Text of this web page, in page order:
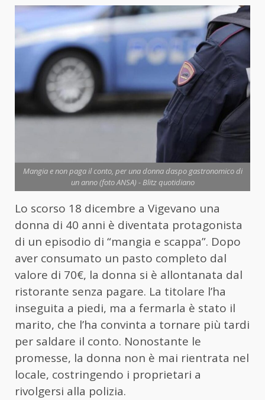
Mangia e non paga il conto, per una donna daspo gastronomico di
un anno (foto ANSA) - Blitz quotidiano
Lo scorso 18 dicembre a Vigevano una
donna di 40 anni è diventata protagonista
di un episodio di “mangia e scappa”. Dopo
aver consumato un pasto completo dal
valore di 70€, la donna si è allontanata dal
ristorante senza pagare. La titolare l’ha
inseguita a piedi, ma a fermarla è stato il
marito, che l’ha convinta a tornare più tardi
per saldare il conto. Nonostante le
promesse, la donna non è mai rientrata nel
locale, costringendo i proprietari a
rivolgersi alla polizia.